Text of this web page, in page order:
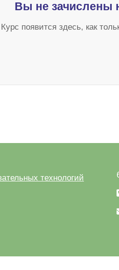
Вы не зачислены
Курс появится здесь, как
технологий